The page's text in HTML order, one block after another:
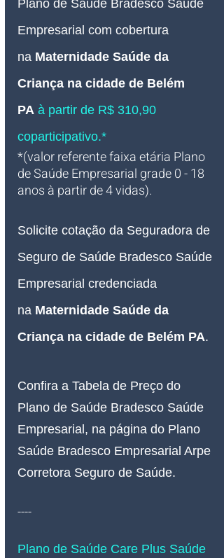
Plano de Saúde Bradesco Saúde
Empresarial com cobertura
na Maternidade Saúde da
Criança na cidade de Belém
PA à partir de R$ 310,90
coparticipativo.*
*(valor referente faixa etária Plano
de Saúde Empresarial grade 0 - 18
anos à partir de 4 vidas).
Solicite cotação da Seguradora de
Seguro de Saúde Bradesco Saúde
Empresarial credenciada
na Maternidade Saúde da
Criança na cidade de Belém PA.
Confira a Tabela de Preço do
Plano de Saúde Bradesco Saúde
Empresarial, na página do Plano
Saúde Bradesco Empresarial Arpe
Corretora Seguro de Saúde.
----
Plano de Saúde Care Plus Saúde